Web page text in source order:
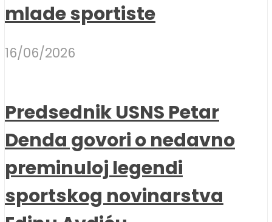
mlade sportiste
16/06/2026
Predsednik USNS Petar
Denda govori o nedavno
preminuloj legendi
sportskog novinarstva